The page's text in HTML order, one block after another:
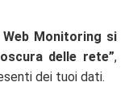
Web Monitoring si
delle rete”,
dei tuoi dati.